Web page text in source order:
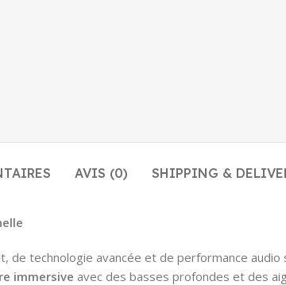
AVIS (0) SHIPPING &
de technologie avancée et de performance
immersive avec des basses profondes et des